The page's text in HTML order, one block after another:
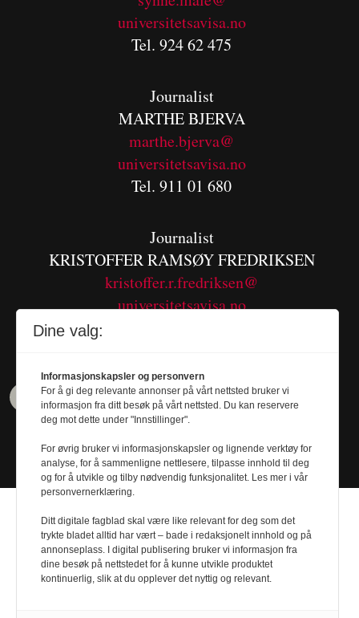
universitetsavisa.no
Tel. 924 62 475
Journalist
MARTHE BJERVA
marthe.bjerva@
universitetsavisa.no
Tel. 911 01 680
Journalist
KRISTOFFER RAMSØY FREDRIKSEN
kristoffer.r.fredriksen@
universitetsavisa.no
Design byNordström Design- Powered by
Dine valg:
Informasjonskapsler og personvern
For å gi deg relevante annonser på vårt nettsted bruker vi
informasjon fra ditt besøk på vårt nettsted. Du kan reservere
deg mot dette under "Innstillinger".
For øvrig bruker vi informasjonskapsler og lignende verktøy for
analyse, for å sammenligne nettlesere, tilpasse innhold til deg
og for å utvikle og tilby nødvendig funksjonalitet. Les mer i vår
personvernerklæring.
Ditt digitale fagblad skal være like relevant for deg som det
trykte bladet alltid har vært – bade i redaksjonelt innhold og på
annonseplass. I digital publisering bruker vi informasjon fra
dine besøk på nettstedet for å kunne utvikle produktet
kontinuerlig, slik at du opplever det nyttig og relevant.